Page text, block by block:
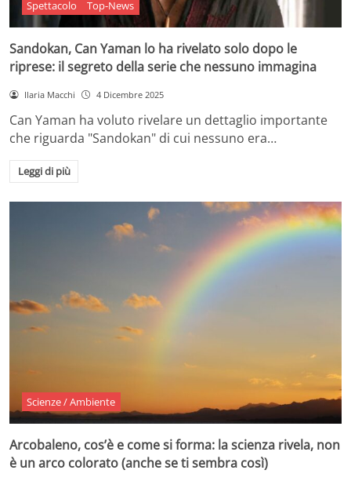
Spettacolo Top-News
Sandokan, Can Yaman lo ha rivelato solo dopo le
riprese: il segreto della serie che nessuno immagina
Ilaria Macchi 4 Dicembre 2025
Can Yaman ha voluto rivelare un dettaglio importante
che riguarda "Sandokan" di cui nessuno era…
Leggi di più
Scienze / Ambiente
Arcobaleno, cos’è e come si forma: la scienza rivela, non
è un arco colorato (anche se ti sembra così)